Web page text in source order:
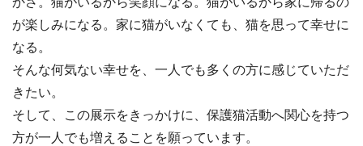
が楽しみになる。家に猫がいなくても、猫を思って幸せに
なる。
そんな何気ない幸せを、一人でも多くの方に感じていただ
きたい。
そして、この展示をきっかけに、保護猫活動へ関心を持つ
方が一人でも増えることを願っています。